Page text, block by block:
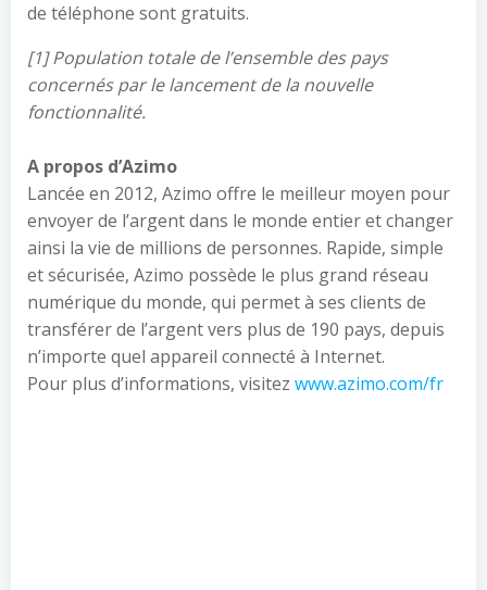
de téléphone sont gratuits.
[1] Population totale de l’ensemble des pays
concernés par le lancement de la nouvelle
fonctionnalité.
A propos d’Azimo
Lancée en 2012, Azimo offre le meilleur moyen pour
envoyer de l’argent dans le monde entier et changer
ainsi la vie de millions de personnes. Rapide, simple
et sécurisée, Azimo possède le plus grand réseau
numérique du monde, qui permet à ses clients de
transférer de l’argent vers plus de 190 pays, depuis
n’importe quel appareil connecté à Internet.
Pour plus d’informations, visitez www.azimo.com/fr